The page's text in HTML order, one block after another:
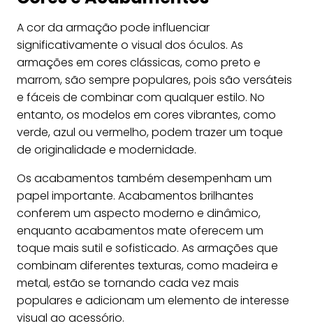
A cor da armação pode influenciar
significativamente o visual dos óculos. As
armações em cores clássicas, como preto e
marrom, são sempre populares, pois são versáteis
e fáceis de combinar com qualquer estilo. No
entanto, os modelos em cores vibrantes, como
verde, azul ou vermelho, podem trazer um toque
de originalidade e modernidade.
Os acabamentos também desempenham um
papel importante. Acabamentos brilhantes
conferem um aspecto moderno e dinâmico,
enquanto acabamentos mate oferecem um
toque mais sutil e sofisticado. As armações que
combinam diferentes texturas, como madeira e
metal, estão se tornando cada vez mais
populares e adicionam um elemento de interesse
visual ao acessório.